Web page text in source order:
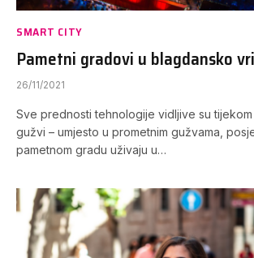
SMART CITY
Pametni gradovi u blagdansko
26/11/2021
Sve prednosti tehnologije vidljive su
gužvi – umjesto u prometnim gužvama,
pametnom gradu uživaju u…